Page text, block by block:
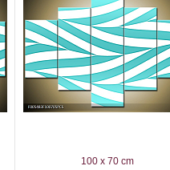
100 x 70 cm